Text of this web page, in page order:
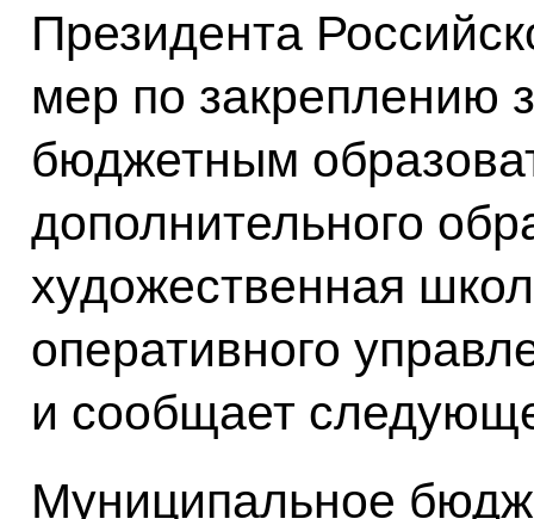
Президента
мер по закреплению
бюджетным
дополнительного
художественная
оперативного
и сообщает
Муниципальное